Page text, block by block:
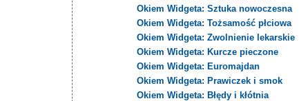
Okiem Widgeta: Sztuka nowoczesna
Okiem Widgeta: Tożsamość płciowa
Okiem Widgeta: Zwolnienie lekarskie
Okiem Widgeta: Kurcze pieczone
Okiem Widgeta: Euromajdan
Okiem Widgeta: Prawiczek i smok
Okiem Widgeta: Błędy i kłótnia